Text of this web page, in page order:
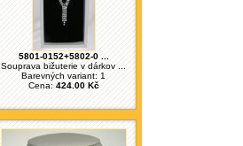
5801-0152+5802-0 ...
Souprava bižuterie v dárkov ...
Barevných variant: 1
Cena: 424.00 Kč